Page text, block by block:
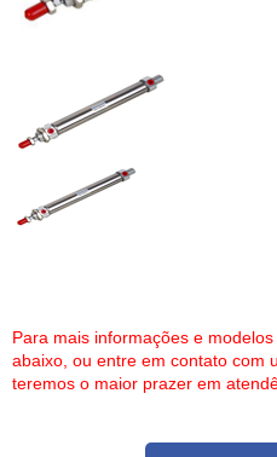
Para mais informações e
abaixo, ou entre em contato com
teremos o maior prazer em